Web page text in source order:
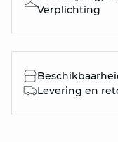
Verplichting
Levering en